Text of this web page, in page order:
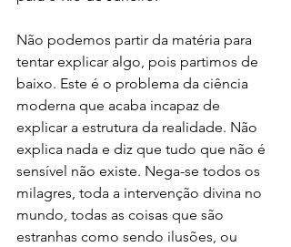
Não podemos partir da matéria para
tentar explicar algo, pois partimos de
baixo. Este é o problema da ciência
moderna que acaba incapaz de
explicar a estrutura da realidade. Não
explica nada e diz que tudo que não é
sensível não existe. Nega-se todos os
milagres, toda a intervenção divina no
mundo, todas as coisas que são
estranhas como sendo ilusões, ou